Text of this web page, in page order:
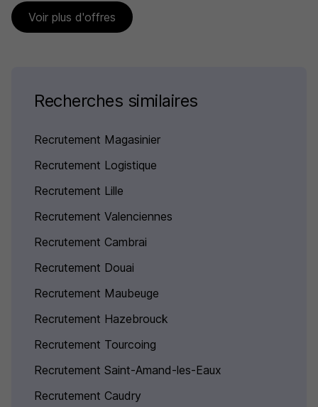
Voir plus d'offres
Recherches similaires
Recrutement Magasinier
Recrutement Logistique
Recrutement Lille
Recrutement Valenciennes
Recrutement Cambrai
Recrutement Douai
Recrutement Maubeuge
Recrutement Hazebrouck
Recrutement Tourcoing
Recrutement Saint-Amand-les-Eaux
Recrutement Caudry